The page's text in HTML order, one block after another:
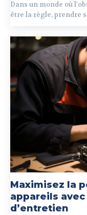
Dans un monde où
être la règle, prendre
Maximisez la
appareils
d’entretien